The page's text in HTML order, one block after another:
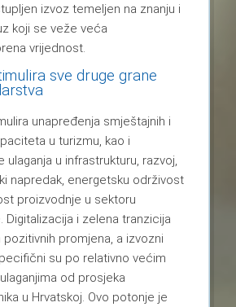
izvoz temeljen na znanju i
koji se veže veća
vrijednost.
sve druge grane
unapređenja smještajnih i
u turizmu, kao i
ulaganja u infrastrukturu, razvoj,
napredak, energetsku održivost
proizvodnje u sektoru
Digitalizacija i zelena tranzicija
pozitivnih promjena, a izvozni
su po relativno većim
od prosjeka
u Hrvatskoj. Ovo potonje je